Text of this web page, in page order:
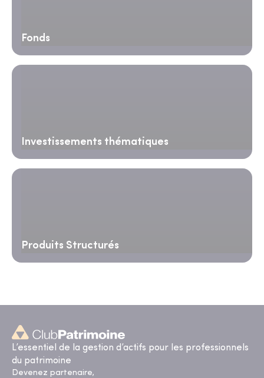
Fonds
Investissements thématiques
Produits Structurés
L’essentiel de la gestion d’actifs pour les professionnels
du patrimoine
Devenez partenaire,